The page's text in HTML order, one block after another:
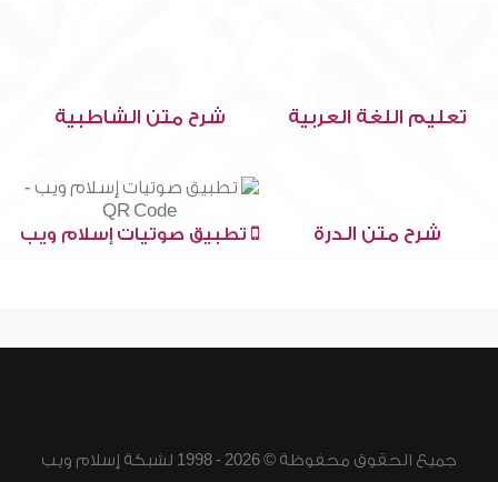
تعليم اللغة العربية شرح متن الشاطبية
شرح متن الدرة تطبيق صوتيات إسلام ويب
جميع الحقوق محفوظة © 2026 - 1998 لشبكة إسلام ويب